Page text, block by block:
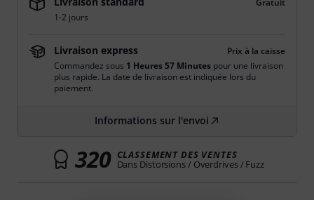
Gratuit
1-2 jours
Livraison express
Prix à la caisse
Commandez sous 1 Heures 57 Minutes pour une livraison
plus rapide. La date de livraison est indiquée lors du
paiement.
Informations sur l'envoi
320 CLASSEMENT DES VENTES
Dans Distorsions / Overdrives / Fuzz